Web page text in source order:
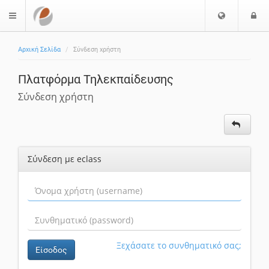
$langMenu
Επιλογή
Αρχική Σελίδα Σύνδεση χρήστη
Πλατφόρμα Τηλεκπαίδευσης
Σύνδεση χρήστη
Σύνδεση με eclass
Είσοδος Ξεχάσατε το συνθηματικό σας;